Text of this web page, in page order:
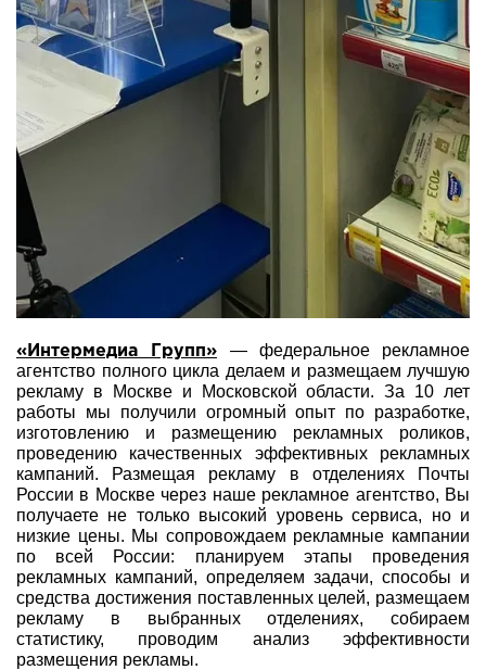
«Интермедиа Групп»
— федеральное рекламное
агентство полного цикла делаем и размещаем лучшую
рекламу в Москве и Московской области. За 10 лет
работы мы получили огромный опыт по разработке,
изготовлению и размещению рекламных роликов,
проведению качественных эффективных рекламных
кампаний. Размещая рекламу в отделениях Почты
России в Москве через наше рекламное агентство, Вы
получаете не только высокий уровень сервиса, но и
низкие цены. Мы сопровождаем рекламные кампании
по всей России: планируем этапы проведения
рекламных кампаний, определяем задачи, способы и
средства достижения поставленных целей, размещаем
рекламу в выбранных отделениях, собираем
статистику, проводим анализ эффективности
размещения рекламы.